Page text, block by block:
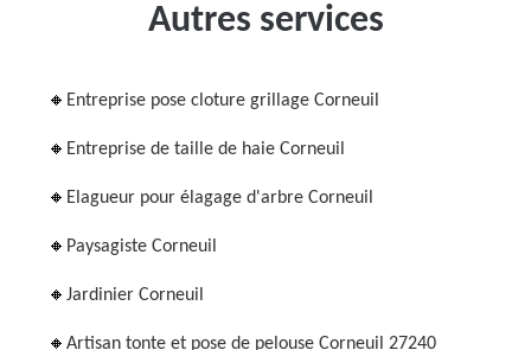
Autres services
Entreprise pose cloture grillage Corneuil
Entreprise de taille de haie Corneuil
Elagueur pour élagage d'arbre Corneuil
Paysagiste Corneuil
Jardinier Corneuil
Artisan tonte et pose de pelouse Corneuil 27240